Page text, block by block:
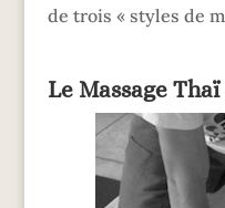
de trois « styles de
Le Massage